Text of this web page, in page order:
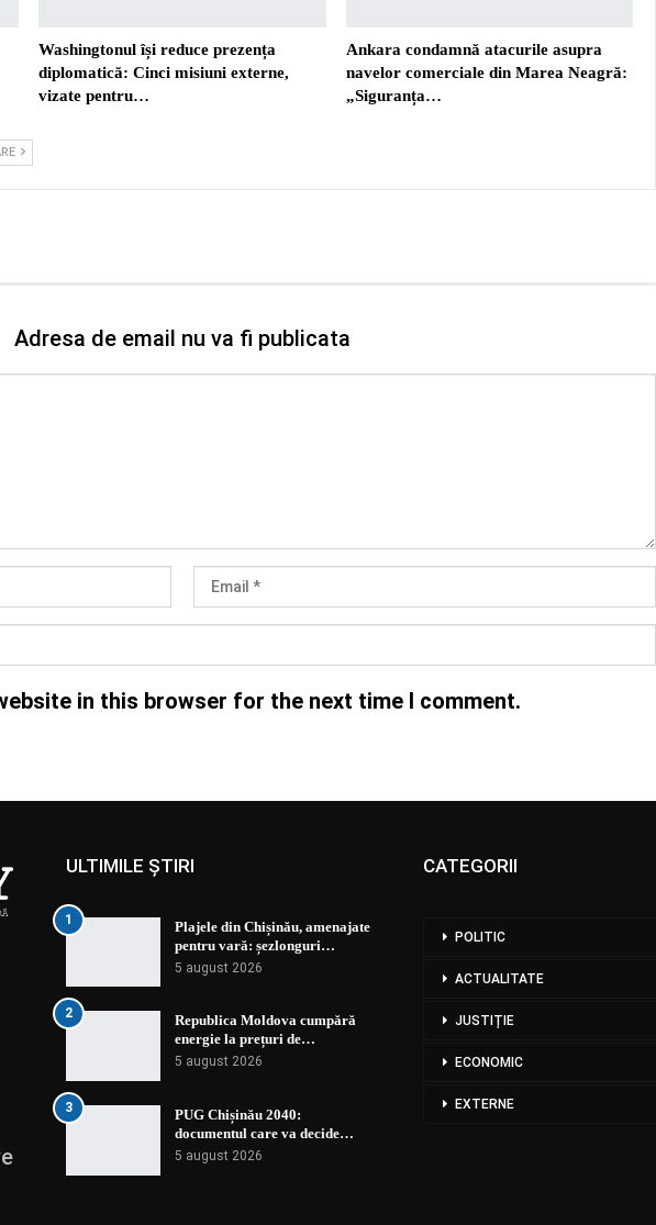
Washingtonul își reduce prezența
diplomatică: Cinci misiuni externe,
vizate pentru…
Ankara condamnă atacurile asupra
navelor comerciale din Marea Neagră:
„Siguranța…
Adresa de email nu va fi publicata
in this browser for the next time I comment.
ULTIMILE ȘTIRI
1
Plajele din Chișinău, amenajate
pentru vară: șezlonguri…
5 august 2026
2
Republica Moldova cumpără
energie la prețuri de…
5 august 2026
3
PUG Chișinău 2040:
documentul care va decide…
5 august 2026
CATEGORII
POLITIC
ACTUALITATE
JUSTIȚIE
ECONOMIC
EXTERNE